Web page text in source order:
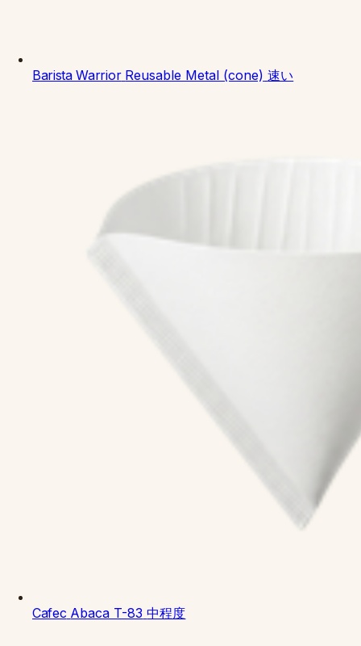
Barista Warrior Reusable Metal (cone) 速い
Cafec Abaca T-83 中程度